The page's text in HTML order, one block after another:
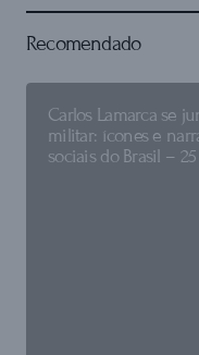
Recomendado
Carlos Lamarca se
militar: ícones e
sociais do Brasil –